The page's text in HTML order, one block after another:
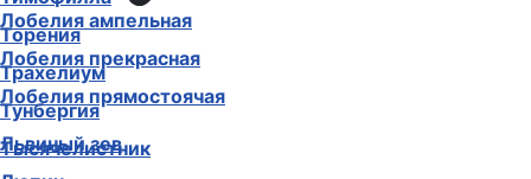
Лобелия ампельная
Лобелия прекрасная
Лобелия прямостоячая
Львиный зев
Торения
Трахелиум
Тунбергия
Тысячелистник